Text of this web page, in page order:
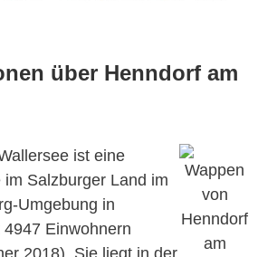
über Henndorf am
ist eine
im Salzburger Land im
Umgebung in
Einwohnern